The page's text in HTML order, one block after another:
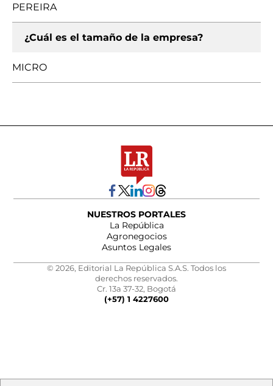
PEREIRA
¿Cuál es el tamaño de la empresa?
MICRO
NUESTROS PORTALES
La República
Agronegocios
Asuntos Legales
© 2026, Editorial La República S.A.S. Todos los
derechos reservados.
Cr. 13a 37-32, Bogotá
(+57) 1 4227600